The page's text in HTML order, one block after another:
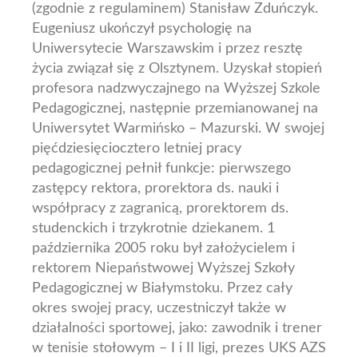
(zgodnie z regulaminem) Stanisław Zduńczyk.
Eugeniusz ukończył psychologię na
Uniwersytecie Warszawskim i przez resztę
życia związał się z Olsztynem. Uzyskał stopień
profesora nadzwyczajnego na Wyższej Szkole
Pedagogicznej, następnie przemianowanej na
Uniwersytet Warmińsko – Mazurski. W swojej
pięćdziesięciocztero letniej pracy
pedagogicznej pełnił funkcje: pierwszego
zastępcy rektora, prorektora ds. nauki i
współpracy z zagranicą, prorektorem ds.
studenckich i trzykrotnie dziekanem. 1
października 2005 roku był założycielem i
rektorem Niepaństwowej Wyższej Szkoły
Pedagogicznej w Białymstoku. Przez cały
okres swojej pracy, uczestniczył także w
działalności sportowej, jako: zawodnik i trener
w tenisie stołowym – I i II ligi, prezes UKS AZS